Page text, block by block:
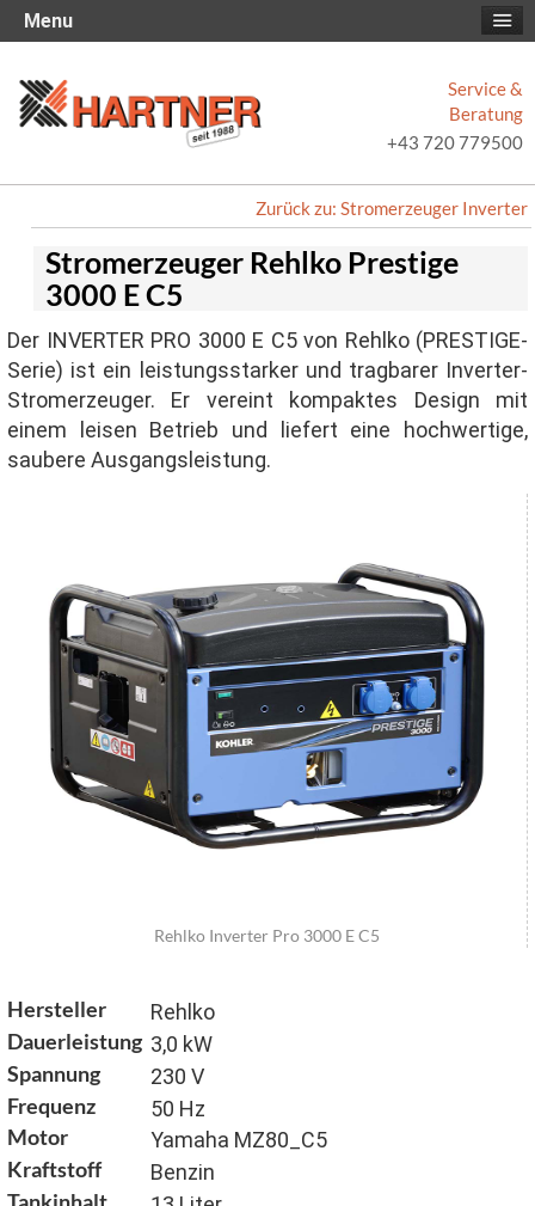
Service &
Beratung
+43 720 779500
Zurück zu: Stromerzeuger Inverter
Stromerzeuger Rehlko Prestige
3000 E C5
Der INVERTER PRO 3000 E C5 von Rehlko (PRESTIGE-
Serie) ist ein leistungsstarker und tragbarer Inverter-
Stromerzeuger. Er vereint kompaktes Design mit
einem leisen Betrieb und liefert eine hochwertige,
saubere Ausgangsleistung.
Rehlko Inverter Pro 3000 E C5
Hersteller Rehlko
Dauerleistung 3,0 kW
Spannung 230 V
Frequenz 50 Hz
Motor Yamaha MZ80_C5
Kraftstoff Benzin
Menu